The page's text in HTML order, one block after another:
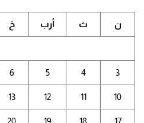
ن ث أرب خ
3
4
5
6
10
11
12
13